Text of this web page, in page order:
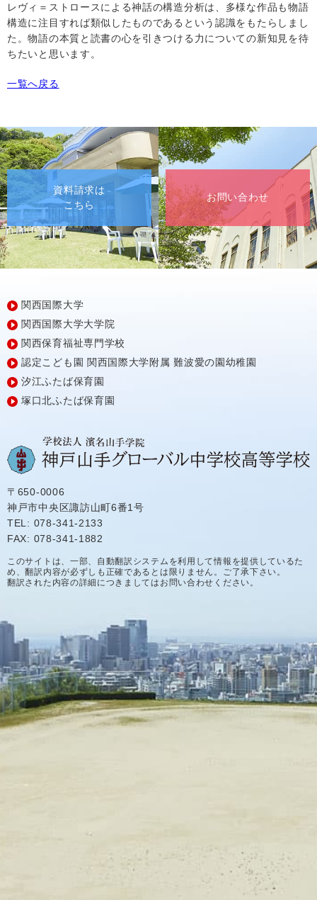
レヴィ＝ストロースによる神話の構造分析は、多様な作品も物語
構造に注目すれば類似したものであるという認識をもたらしまし
た。物語の本質と読書の心を引きつける力についての新知見を待
ちたいと思います。
一覧へ戻る
資料請求は
こちら
お問い合わせ
関西国際大学
関西国際大学大学院
関西保育福祉専門学校
認定こども園 関西国際大学附属 難波愛の園幼稚園
汐江ふたば保育園
塚口北ふたば保育園
〒650-0006
神戸市中央区諏訪山町6番1号
TEL: 078-341-2133
FAX: 078-341-1882
このサイトは、一部、自動翻訳システムを利用して情報を提供しているた
め、翻訳内容が必ずしも正確であるとは限りません。ご了承下さい。
翻訳された内容の詳細につきましてはお問い合わせください。